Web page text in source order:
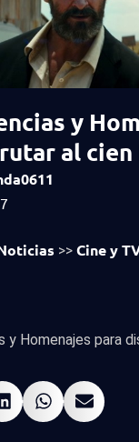
y
al cien
>> Cine y
y Homenajes para